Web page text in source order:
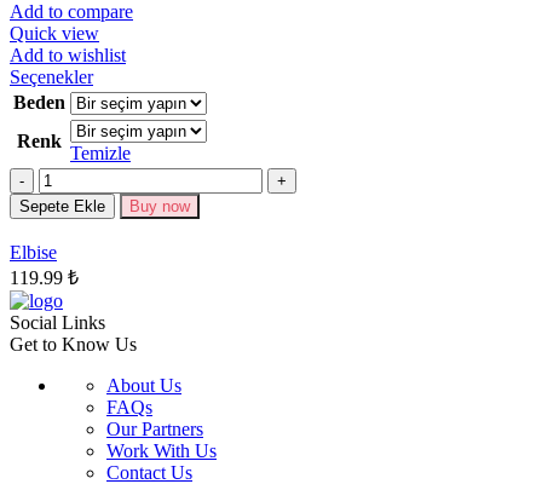
Add to compare
Quick view
Add to wishlist
SeçeneklerBu
ürünün
birden
fazla
varyasyonu
Seçenekler
Beden
Renk
Temizle
Miktar
Sepete Ekle Buy now
Elbise
119.99 ₺
Social Links
Get to Know Us
About Us
FAQs
Our Partners
Work With Us
Contact Us